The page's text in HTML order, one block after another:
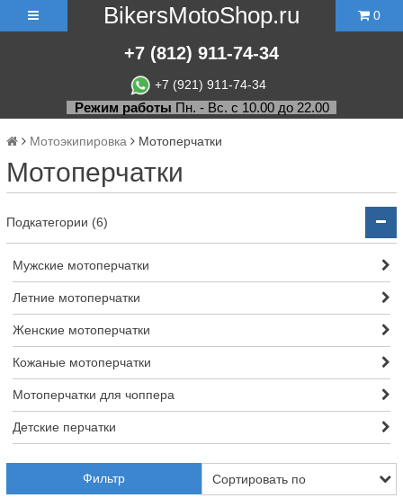
BikersMotoShop.ru
+7 (812) 911-74-34
+7 (921) 911-74-34
0
Режим работы Пн. - Вс. с 10.00 до 22.00
Мотоэкипировка Мотоперчатки
Мотоперчатки
Подкатегории (6)
Мужские мотоперчатки
Летние мотоперчатки
Женские мотоперчатки
Кожаные мотоперчатки
Мотоперчатки для чоппера
Детские перчатки
Фильтр